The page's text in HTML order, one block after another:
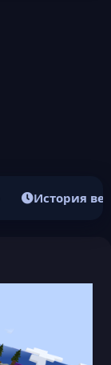
История